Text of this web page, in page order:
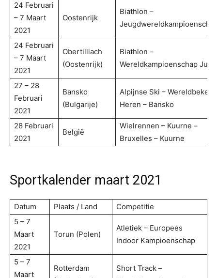
24 Februari
– 7 Maart
2021
Oostenrijk
Biathlon –
24 Februari
– 7 Maart
2021
Obertilliach
(Oostenrijk)
Biathlon –
Wereldkampioenschap
27 – 28
Februari
2021
Bansko
(Bulgarije)
Alpijnse Ski – Wereldbeker
Heren – Bansko
28 Februari
2021
België
Wielrennen – Kuurne –
Bruxelles – Kuurne
Sportkalender maart 2021
Datum Plaats / Land
Competitie
5 – 7
Maart
2021
Torun (Polen)
Atletiek – Europees
Indoor Kampioenschap
5 – 7
Maart
Rotterdam
Short Track –